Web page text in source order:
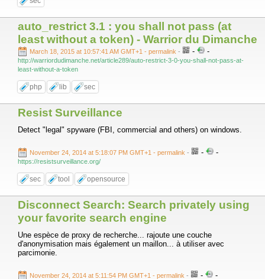
auto_restrict 3.1 : you shall not pass (at
least without a token) - Warrior du Dimanche
March 18, 2015 at 10:57:41 AM GMT+1 - permalink - - -
http://warriordudimanche.net/article289/auto-restrict-3-0-you-shall-not-pass-at-
least-without-a-token
php lib sec
Resist Surveillance
Detect "legal" spyware (FBI, commercial and others) on windows.
November 24, 2014 at 5:18:07 PM GMT+1 - permalink - - -
https://resistsurveillance.org/
sec tool opensource
Disconnect Search: Search privately using
your favorite search engine
Une espèce de proxy de recherche... rajoute une couche
d'anonymisation mais également un maillon... à utiliser avec
parcimonie.
November 24, 2014 at 5:11:54 PM GMT+1 - permalink - - -